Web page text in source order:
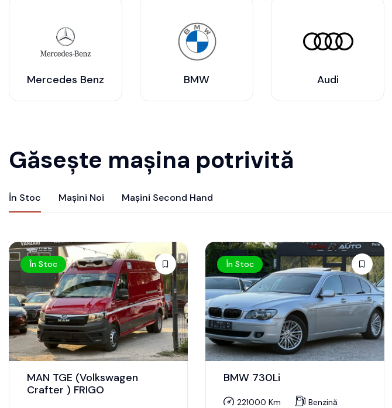
Mercedes Benz BMW Audi
Găsește mașina potrivită
În Stoc Mașini Noi Mașini Second Hand
În Stoc
MAN TGE (Volkswagen
Crafter ) FRIGO
În Stoc
BMW 730Li
221000 Km
Benzină